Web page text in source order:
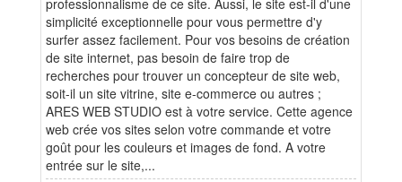
simplicité exceptionnelle pour vous permettre d'y
surfer assez facilement. Pour vos besoins de création
de site internet, pas besoin de faire trop de
recherches pour trouver un concepteur de site web,
soit-il un site vitrine, site e-commerce ou autres ;
ARES WEB STUDIO est à votre service. Cette agence
web crée vos sites selon votre commande et votre
goût pour les couleurs et images de fond. A votre
entrée sur le site,...